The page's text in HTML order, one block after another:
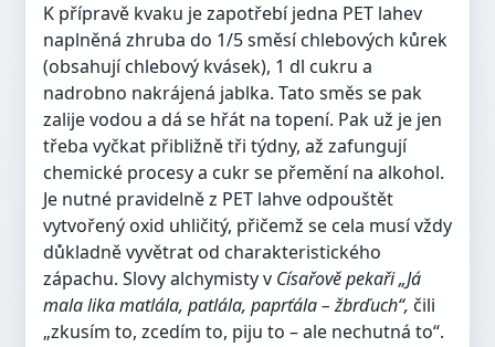
K přípravě kvaku je zapotřebí jedna PET lahev
naplněná zhruba do 1/5 směsí chlebových kůrek
(obsahují chlebový kvásek), 1 dl cukru a
nadrobno nakrájená jablka. Tato směs se pak
zalije vodou a dá se hřát na topení. Pak už je jen
třeba vyčkat přibližně tři týdny, až zafungují
chemické procesy a cukr se přemění na alkohol.
Je nutné pravidelně z PET lahve odpouštět
vytvořený oxid uhličitý, přičemž se cela musí vždy
důkladně vyvětrat od charakteristického
zápachu. Slovy alchymisty v Císařově pekaři „Já
mala lika matlála, patlála, paprťála – žbrďuch“, čili
„zkusím to, zcedím to, piju to – ale nechutná to“.